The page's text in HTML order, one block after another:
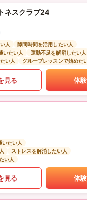
ネスクラブ24
人
隙間時間を活用したい人
いたい人
運動不足を解消したい人
い人
グループレッスンで始めた
見る 体
いたい人
ストレスを解消したい人
い人
見る 体